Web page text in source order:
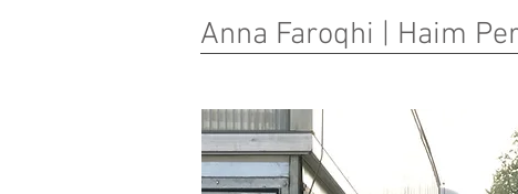
Anna Faroqhi | Haim